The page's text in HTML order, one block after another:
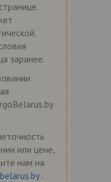
заранее.
или цене,
нам на
.